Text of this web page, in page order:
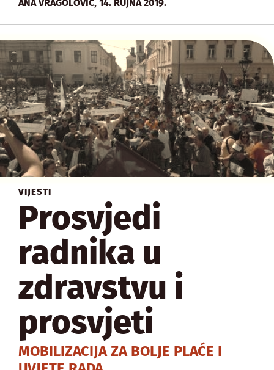
ANA VRAGOLOVIĆ, 14. RUJNA 2019.
VIJESTI
Prosvjedi
radnika u
zdravstvu i
prosvjeti
MOBILIZACIJA ZA BOLJE PLAĆE I